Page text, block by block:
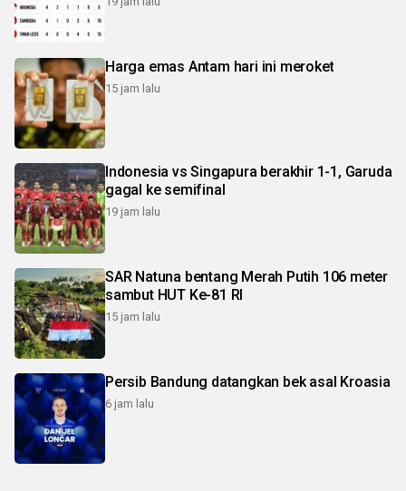
Harga emas Antam hari ini meroket
15 jam lalu
Indonesia vs Singapura berakhir 1-1, Garuda
gagal ke semifinal
19 jam lalu
SAR Natuna bentang Merah Putih 106 meter
sambut HUT Ke-81 RI
15 jam lalu
Persib Bandung datangkan bek asal Kroasia
6 jam lalu